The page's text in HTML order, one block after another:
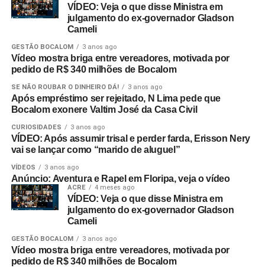
VÍDEO: Veja o que disse Ministra em
julgamento do ex-governador Gladson
Cameli
GESTÃO BOCALOM 3 anos ago
Vídeo mostra briga entre vereadores, motivada por
pedido de R$ 340 milhões de Bocalom
SE NÃO ROUBAR O DINHEIRO DÁ! 3 anos ago
Após empréstimo ser rejeitado, N Lima pede que
Bocalom exonere Valtim José da Casa Civil
CURIOSIDADES 3 anos ago
VÍDEO: Após assumir trisal e perder farda, Erisson Nery
vai se lançar como “marido de aluguel”
VÍDEOS 3 anos ago
Anúncio: Aventura e Rapel em Floripa, veja o vídeo
ACRE 4 meses ago
VÍDEO: Veja o que disse Ministra em
julgamento do ex-governador Gladson
Cameli
GESTÃO BOCALOM 3 anos ago
Vídeo mostra briga entre vereadores, motivada por
pedido de R$ 340 milhões de Bocalom